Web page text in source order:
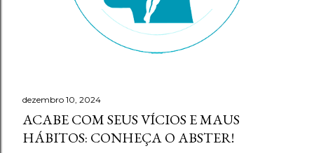
dezembro 10, 2024
ACABE COM SEUS VÍCIOS E MAUS
HÁBITOS: CONHEÇA O ABSTER!